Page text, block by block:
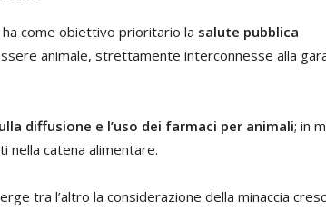
come obiettivo prioritario la salute pubblica
animale, strettamente interconnesse alla
diffusione e l’uso dei farmaci per animali; in
nella catena alimentare.
tra l’altro la considerazione della minaccia